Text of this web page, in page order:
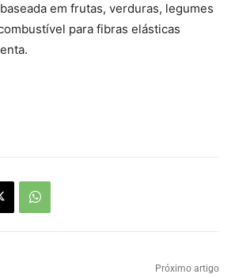
em frutas, verduras, legumes
para fibras elásticas
Próximo artigo